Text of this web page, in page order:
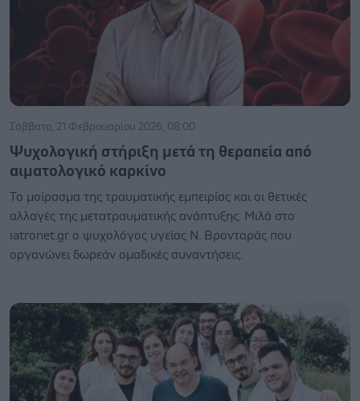
Σάββατο, 21 Φεβρουαρίου 2026, 08:00
Ψυχολογική στήριξη μετά τη θεραπεία από
αιματολογικό καρκίνο
Το μοίρασμα της τραυματικής εμπειρίας και οι θετικές
αλλαγές της μετατραυματικής ανάπτυξης. Μιλά στο
iatronet.gr ο ψυχολόγος υγείας Ν. Βρονταράς που
οργανώνει δωρεάν ομαδικές συναντήσεις.